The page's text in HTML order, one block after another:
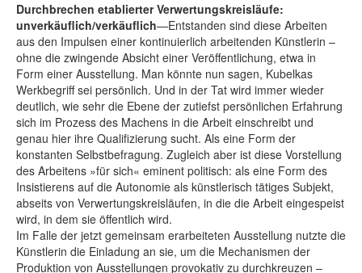
Durchbrechen etablierter Verwertungskreisläufe:
unverkäuflich/verkäuflich—Entstanden sind diese Arbeiten
aus den Impulsen einer kontinuierlich arbeitenden Künstlerin –
ohne die zwingende Absicht einer Veröffentlichung, etwa in
Form einer Ausstellung. Man könnte nun sagen, Kubelkas
Werkbegriff sei persönlich. Und in der Tat wird immer wieder
deutlich, wie sehr die Ebene der zutiefst persönlichen Erfahrung
sich im Prozess des Machens in die Arbeit einschreibt und
genau hier ihre Qualifizierung sucht. Als eine Form der
konstanten Selbstbefragung. Zugleich aber ist diese Vorstellung
des Arbeitens »für sich« eminent politisch: als eine Form des
Insistierens auf die Autonomie als künstlerisch tätiges Subjekt,
abseits von Verwertungskreisläufen, in die die Arbeit eingespeist
wird, in dem sie öffentlich wird.
Im Falle der jetzt gemeinsam erarbeiteten Ausstellung nutzte die
Künstlerin die Einladung an sie, um die Mechanismen der
Produktion von Ausstellungen provokativ zu durchkreuzen –